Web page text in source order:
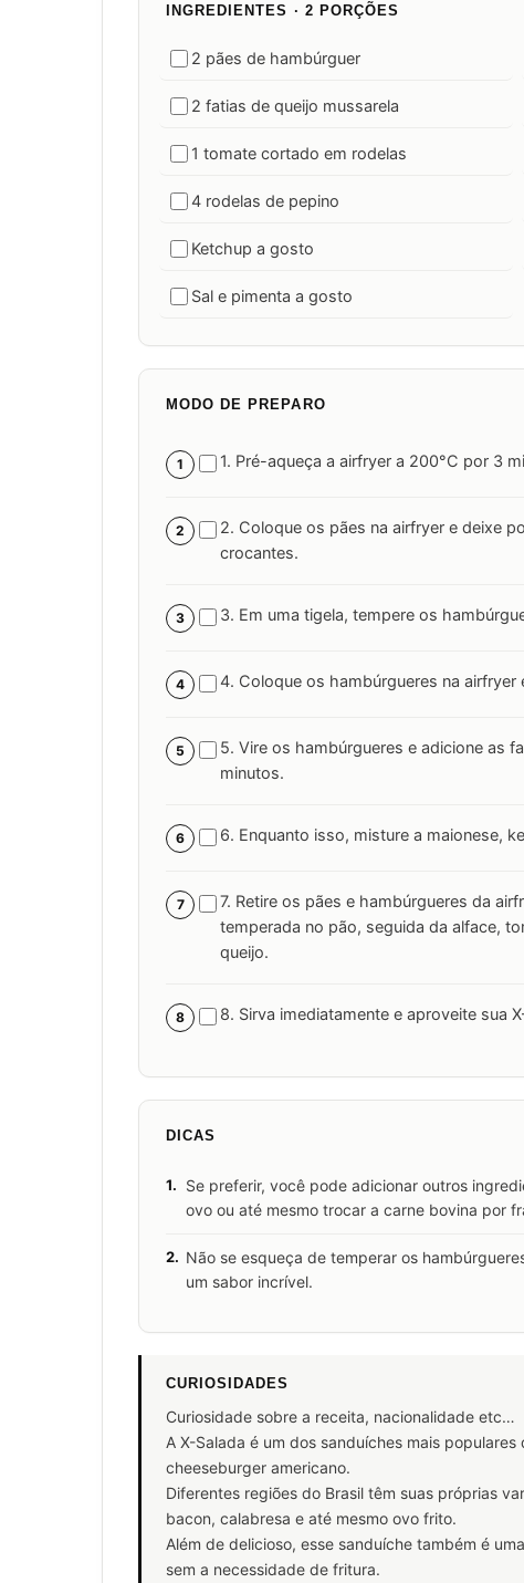
INGREDIENTES · 2 PORÇÕES
2 pães de hambúrguer
2 fatias de queijo mussarela
1 tomate cortado em rodelas
4 rodelas de pepino
Ketchup a gosto
Sal e pimenta a gosto
MODO DE PREPARO
1 1. Pré-aqueça a airfryer a 200°C por 3
2
2. Coloque os pães na airfryer e deixe
crocantes.
3 3. Em uma tigela, tempere os
4 4. Coloque os hambúrgueres na airfryer
5
5. Vire os hambúrgueres e adicione as
minutos.
6 6. Enquanto isso, misture a maionese,
7
7. Retire os pães e hambúrgueres da
temperada no pão, seguida da alface,
queijo.
8 8. Sirva imediatamente e aproveite sua
DICAS
1.
Se preferir, você pode adicionar outros
ovo ou até mesmo trocar a carne bovina por
2. Não se esqueça de temperar os
um sabor incrível.
CURIOSIDADES
Curiosidade sobre a receita, nacionalidade etc…
A X-Salada é um dos sanduíches mais populares
cheeseburger americano.
Diferentes regiões do Brasil têm suas próprias
bacon, calabresa e até mesmo ovo frito.
Além de delicioso, esse sanduíche também é
sem a necessidade de fritura.